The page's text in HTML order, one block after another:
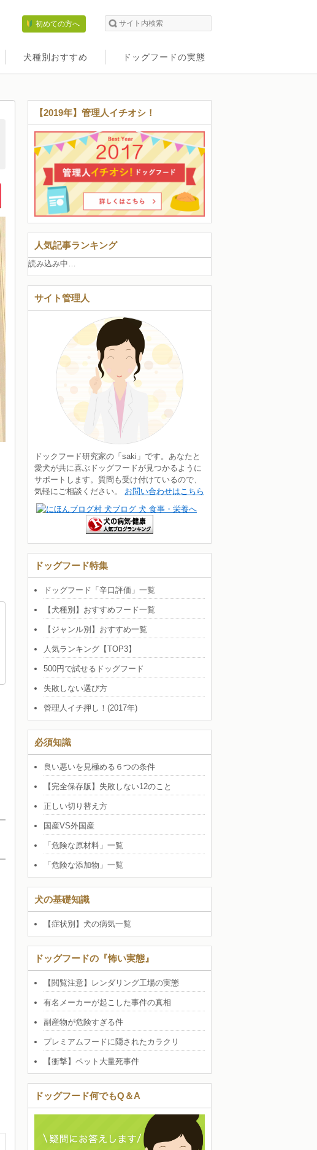
初めての方へ
犬種別おすすめ ドッグフードの実態
【2019年】管理人イチオシ！
人気記事ランキング
読み込み中…
サイト管理人
ドックフード研究家の「saki」です。あなたと
愛犬が共に喜ぶドッグフードが見つかるように
サポートします。質問も受け付けているので、
気軽にご相談ください。 お問い合わせはこちら
ドッグフード特集
ドッグフード「辛口評価」一覧
【犬種別】おすすめフード一覧
【ジャンル別】おすすめ一覧
人気ランキング【TOP3】
500円で試せるドッグフード
失敗しない選び方
管理人イチ押し！(2017年)
必須知識
良い悪いを見極める６つの条件
【完全保存版】失敗しない12のこと
正しい切り替え方
国産VS外国産
「危険な原材料」一覧
「危険な添加物」一覧
犬の基礎知識
【症状別】犬の病気一覧
ドッグフードの『怖い実態』
【閲覧注意】レンダリング工場の実態
有名メーカーが起こした事件の真相
副産物が危険すぎる件
プレミアムフードに隠されたカラクリ
【衝撃】ペット大量死事件
ドッグフード何でもQ＆A